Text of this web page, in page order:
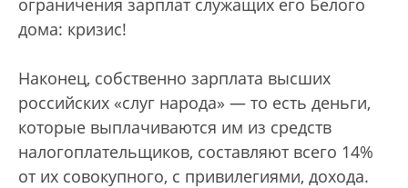
дома: кризис!
Наконец, собственно зарплата высших
российских «слуг народа» — то есть деньги,
которые выплачиваются им из средств
налогоплательщиков, составляют всего 14%
от их совокупного, с привилегиями, дохода.